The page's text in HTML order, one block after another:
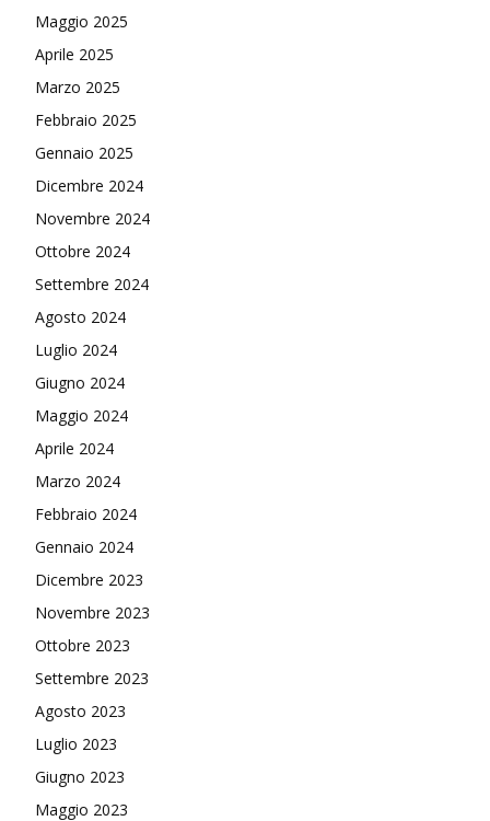
Maggio 2025
Aprile 2025
Marzo 2025
Febbraio 2025
Gennaio 2025
Dicembre 2024
Novembre 2024
Ottobre 2024
Settembre 2024
Agosto 2024
Luglio 2024
Giugno 2024
Maggio 2024
Aprile 2024
Marzo 2024
Febbraio 2024
Gennaio 2024
Dicembre 2023
Novembre 2023
Ottobre 2023
Settembre 2023
Agosto 2023
Luglio 2023
Giugno 2023
Maggio 2023